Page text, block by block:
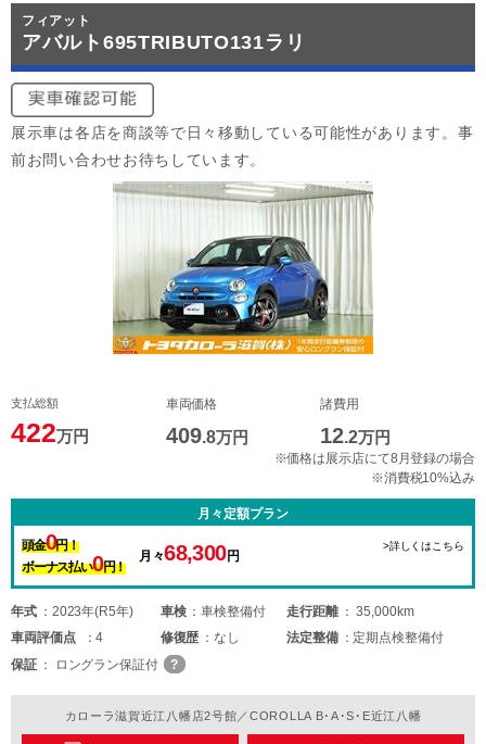
フィアット
アバルト695TRIBUTO131ラリ
展示車は各店を商談等で日々移動している可能性があります。事
前お問い合わせお待ちしています。
支払総額
422万円
車両価格
409.8万円
諸費用
12.2万円
※価格は展示店にて8月登録の場合
※消費税10%込み
月々定額プラン
頭金0円！
ボーナス払い0円！
月々68,300円
>詳しくはこちら
年式 2023年(R5年) 車検 車検整備付 走行距離
35,000km
車両評価点 4 修復歴 なし 法定整備
定期点検整備付
保証
ロングラン保証付
カローラ滋賀近江八幡店2号館／COROLLA B･A･S･E近江八幡